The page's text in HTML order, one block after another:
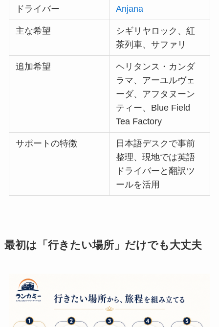
ドライバー Anjana
主な希望
シギリヤロック、紅
茶列車、サファリ
追加希望
ヘリタンス・カンダ
ラマ、アーユルヴェ
ーダ、アフタヌーン
ティー、Blue Field
Tea Factory
サポートの特徴
日本語デスクで事前
整理、現地では英語
ドライバーと翻訳ツ
ールを活用
最初は「行きたい場所」だけでも大丈夫